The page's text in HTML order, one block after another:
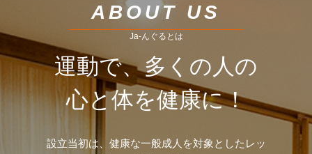
ABOUT US
Ja-んぐるとは
運動で、多くの人の
心と体を健康に！
設立当初は、健康な一般成人を対象としたレッ